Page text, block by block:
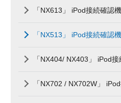
「NX613」 iPod接続確認
「NX513」 iPod接続確認
「NX404/ NX403」 iPod
「NX702 / NX702W」